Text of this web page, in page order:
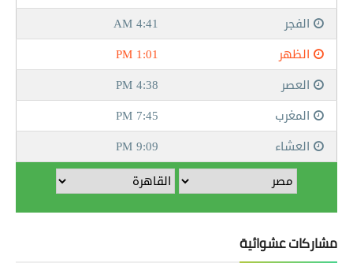
مشاركات عشوائية